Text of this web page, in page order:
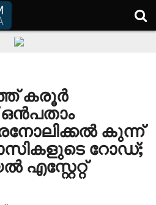
കരൂർ
കുന്ന്
റോഡ്;
എസ്റ്റേറ്റ്